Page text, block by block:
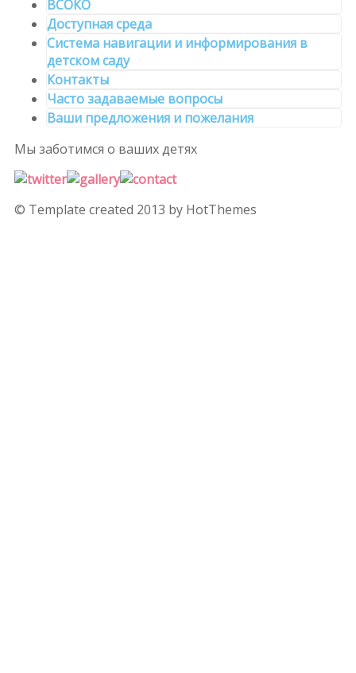
ВСОКО
Доступная среда
Система навигации и информирования в
детском саду
Контакты
Часто задаваемые вопросы
Ваши предложения и пожелания
Мы заботимся о ваших детях
© Template created 2013 by HotThemes